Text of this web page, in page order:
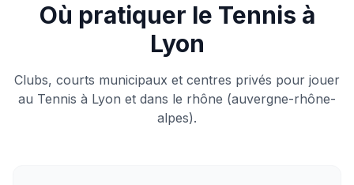
Où pratiquer le Tennis à
Lyon
Clubs, courts municipaux et centres privés pour jouer
au Tennis à Lyon et dans le rhône (auvergne-rhône-
alpes).